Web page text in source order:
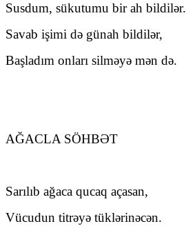
Susdum, sükutumu bir ah bildilər.
Savab işimi də günah bildilər,
Başladım onları silməyə mən də.
AĞACLA SÖHBƏT
Sarılıb ağaca qucaq açasan,
Vücudun titrəyə tüklərinəcən.